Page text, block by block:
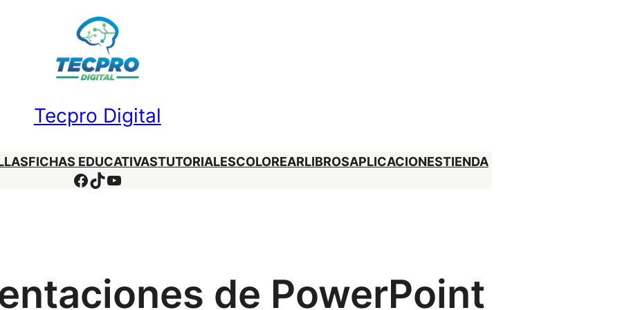
Tecpro Digital
FICHAS EDUCATIVASTUTORIALESCOLOREARLIBROSAPLICACIONESTIENDA
Facebook
TikTok
YouTube
de PowerPoint